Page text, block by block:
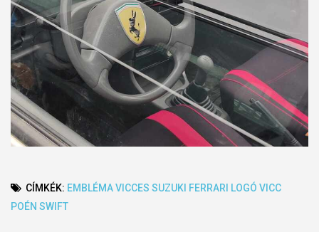
CÍMKÉK: EMBLÉMAVICCES SUZUKI FERRARI LOGÓ VICC
POÉN SWIFT